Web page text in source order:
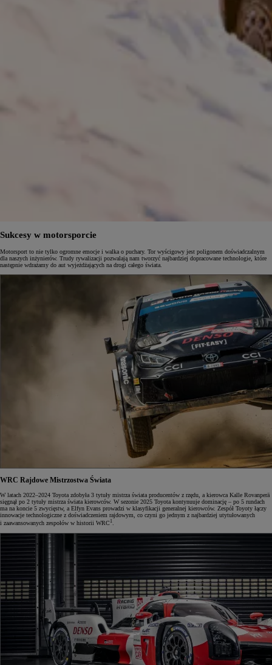
Sukcesy w motorsporcie
Motorsport to nie tylko ogromne emocje i walka o puchary. Tor wyścigowy jest poligonem doświadczalnym
dla naszych inżynierów. Trudy rywalizacji pozwalają nam tworzyć najbardziej dopracowane technologie, które
następnie wdrażamy do aut wyjeżdżających na drogi całego świata.
WRC Rajdowe Mistrzostwa Świata
W latach 2022–2024 Toyota zdobyła 3 tytuły mistrza świata producentów z rzędu, a kierowca Kalle Rovanperä
sięgnął po 2 tytuły mistrza świata kierowców. W sezonie 2025 Toyota kontynuuje dominację – po 5 rundach
ma na koncie 5 zwycięstw, a Elfyn Evans prowadzi w klasyfikacji generalnej kierowców. Zespół Toyoty łączy
innowacje technologiczne z doświadczeniem rajdowym, co czyni go jednym z najbardziej utytułowanych
i zaawansowanych zespołów w historii WRC 1.